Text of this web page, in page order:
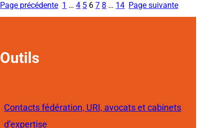
Page précédente 1 … 4 5 6 7 8 … 14 Page suivante
Outils
Contacts fédération, URI, avocats et cabinets
d’expertise